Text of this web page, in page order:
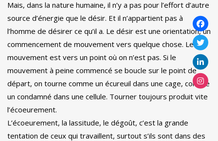
Mais, dans la nature humaine, il n’y a pas pour l’effort d’autre
source d’énergie que le désir. Et il n’appartient pas à
l’homme de désirer ce qu’il a. Le désir est une orientation, un
commencement de mouvement vers quelque chose. Le
mouvement est vers un point où on n’est pas. Si le
mouvement à peine commencé se boucle sur le point de
départ, on tourne comme un écureuil dans une cage, comme
un condamné dans une cellule. Tourner toujours produit vite
l’écoeurement.
L’écoeurement, la lassitude, le dégoût, c’est la grande
tentation de ceux qui travaillent, surtout s’ils sont dans des